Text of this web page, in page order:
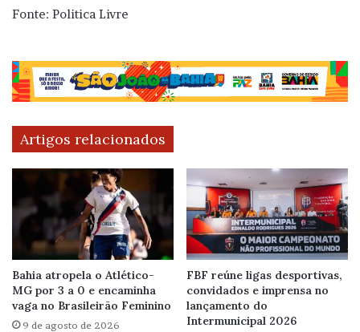
Fonte: Politica Livre
Artigos relacionados
Bahia atropela o Atlético-
MG por 3 a 0 e encaminha
vaga no Brasileirão Feminino
9 de agosto de 2026
FBF reúne ligas desportivas,
convidados e imprensa no
lançamento do
Intermunicipal 2026